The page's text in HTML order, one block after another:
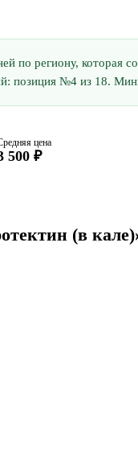
по региону, которая
позиция №4 из 18.
цена
500 ₽
(в